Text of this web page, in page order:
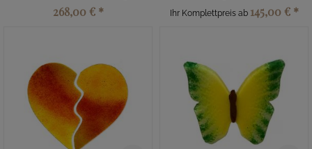
268,00 € * Ihr Komplettpreis ab 145,00 € *